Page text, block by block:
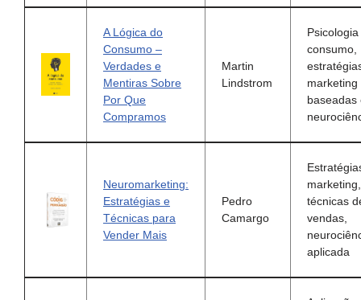
A Lógica do
Consumo –
Verdades e
Mentiras Sobre
Por Que
Compramos
Martin
Lindstrom
consumo,
marketing
baseadas
Neuromarketing:
Estratégias e
Técnicas para
Vender Mais
Pedro
Camargo
marketing,
técnicas
vendas,
aplicada